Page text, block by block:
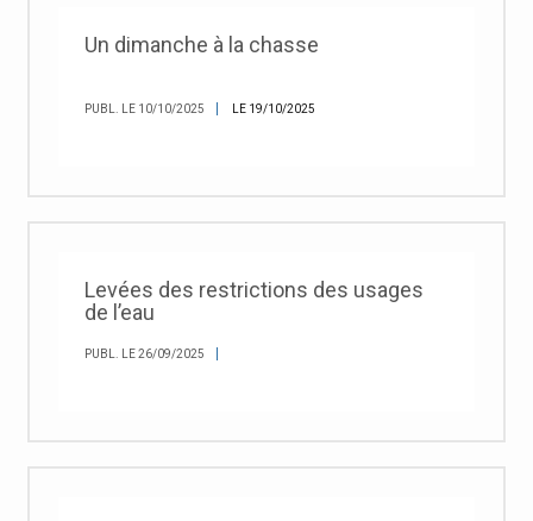
Un dimanche à la chasse
PUBL. LE 10/10/2025 LE 19/10/2025
Levées des restrictions des usages
de l’eau
PUBL. LE 26/09/2025